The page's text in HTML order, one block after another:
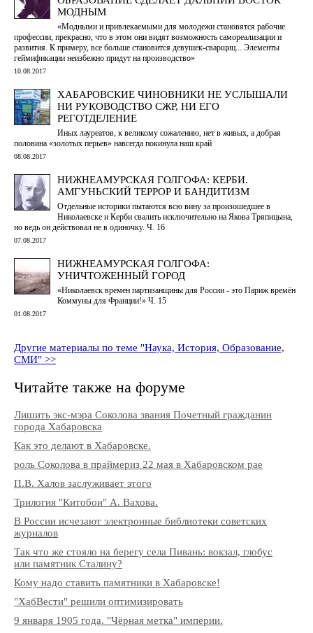
МОДНЫМ
«Модными и привлекаемыми для молодежи становятся рабочие
профессии, прекрасно, что в этом они видят возможность самореализации и
развития. К примеру, все больше становится девушек-сварщиц... Элементы
геймификации неизбежно придут на производство»
10.08.2017
ХАБАРОВСКИЕ ЧИНОВНИКИ НЕ УСЛЫШАЛИ
НИ РУКОВОДСТВО СЖР, НИ ЕГО
РЕГОТДЕЛЕНИЕ
Иных лауреатов, к великому сожалению, нет в живых, а добрая
половина «золотых перьев» навсегда покинула наш край
08.08.2017
НИЖНЕАМУРСКАЯ ГОЛГОФА: КЕРБИ.
АМГУНЬСКИЙ ТЕРРОР И БАНДИТИЗМ
Отдельные историки пытаются всю вину за произошедшее в
Николаевске и Керби свалить исключительно на Якова Тряпицына,
но ведь он действовал не в одиночку. Ч. 16
07.08.2017
НИЖНЕАМУРСКАЯ ГОЛГОФА:
УНИЧТОЖЕННЫЙ ГОРОД
«Николаевск времен партизанщины для России - это Париж времён
Коммуны для Франции!» Ч. 15
01.08.2017
Другие материалы по теме "Наука, История, Образование,
СМИ" >>
Читайте также на форуме
Лишить экс-мэра Соколова звания Почетный гражданин
города Хабаровска
Как это делают в Хабаровске.
роль Соколова в праймериз 22 мая в Хабаровском рае
П.В. Халов заслуживает этого
Трилогия "Китобои" А. Вахова.
В России исчезают электронные библиотеки советских
журналов
Так что же стояло на берегу села Пивань: вокзал, глобус
или памятник Сталину?
Кому надо ставить памятники в Хабаровске!
"ХабВести" решили оптимизировать
9 января 1905 года. "Чёрная метка" империи.